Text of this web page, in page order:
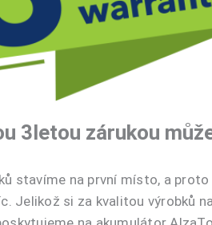
3letou zárukou
stavíme na první místo, a
Jelikož si za kvalitou výrobků